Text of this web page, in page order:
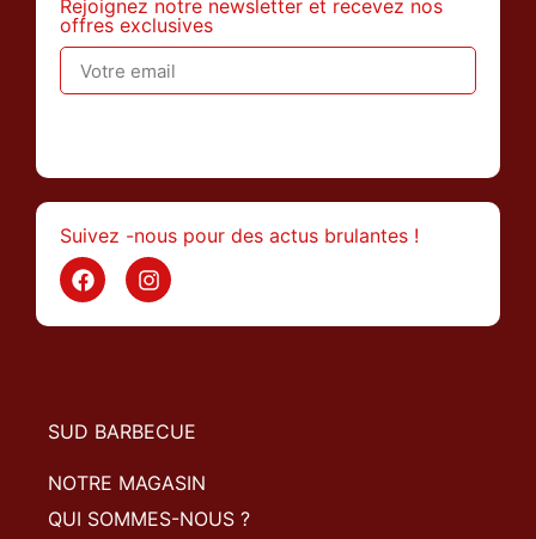
Rejoignez notre newsletter et recevez nos
offres exclusives
Suivez -nous pour des actus brulantes !
SUD BARBECUE
NOTRE MAGASIN
QUI SOMMES-NOUS ?